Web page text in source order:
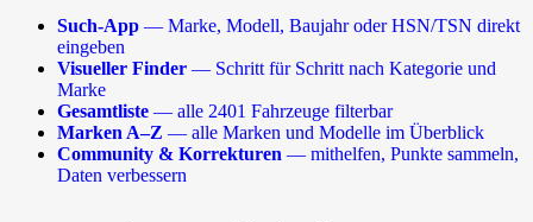
Such-App — Marke, Modell, Baujahr oder HSN/TSN direkt
eingeben
Visueller Finder — Schritt für Schritt nach Kategorie und
Marke
Gesamtliste — alle 2401 Fahrzeuge filterbar
Marken A–Z — alle Marken und Modelle im Überblick
Community & Korrekturen — mithelfen, Punkte sammeln,
Daten verbessern